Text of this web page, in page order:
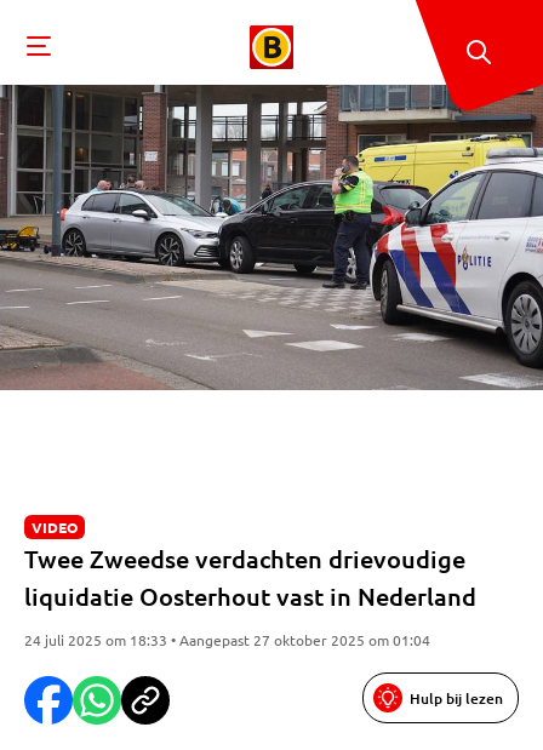
VIDEO
Twee Zweedse verdachten drievoudige
liquidatie Oosterhout vast in Nederland
24 juli 2025 om 18:33 • Aangepast 27 oktober 2025 om 01:04
Hulp bij lezen